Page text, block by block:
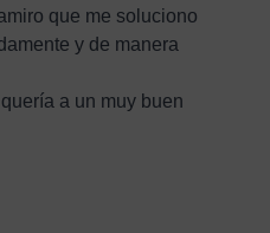
que me soluciono
y de manera
a un muy buen